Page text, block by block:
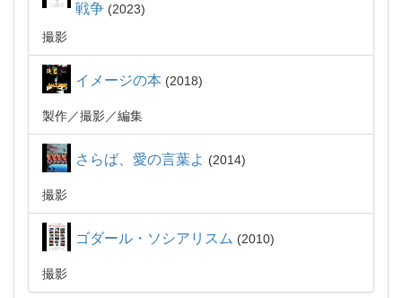
戦争
2023
撮影
イメージの本 2018
製作 撮影 編集
さらば、愛の言葉よ 2014
撮影
ゴダール・ソシアリスム 2010
撮影